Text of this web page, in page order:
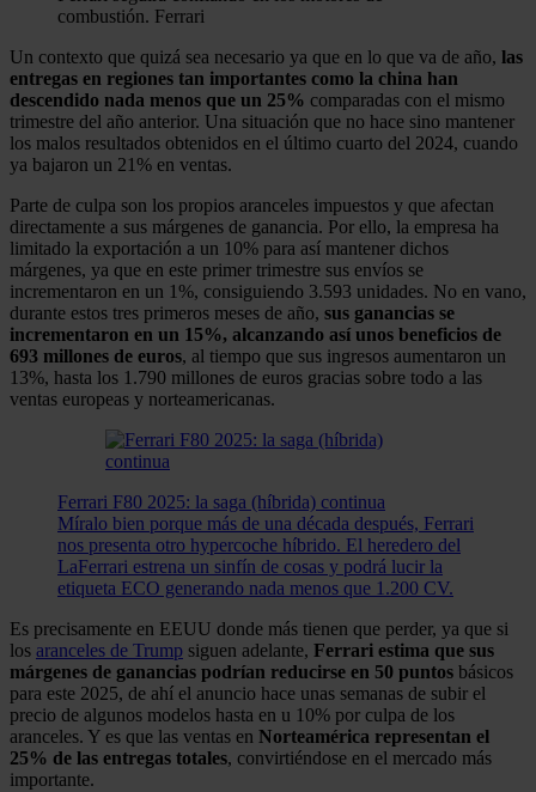
combustión. Ferrari
Un contexto que quizá sea necesario ya que en lo que va de año, las
entregas en regiones tan importantes como la china han
descendido nada menos que un 25% comparadas con el mismo
trimestre del año anterior. Una situación que no hace sino mantener
los malos resultados obtenidos en el último cuarto del 2024, cuando
ya bajaron un 21% en ventas.
Parte de culpa son los propios aranceles impuestos y que afectan
directamente a sus márgenes de ganancia. Por ello, la empresa ha
limitado la exportación a un 10% para así mantener dichos
márgenes, ya que en este primer trimestre sus envíos se
incrementaron en un 1%, consiguiendo 3.593 unidades. No en vano,
durante estos tres primeros meses de año, sus ganancias se
incrementaron en un 15%, alcanzando así unos beneficios de
693 millones de euros, al tiempo que sus ingresos aumentaron un
13%, hasta los 1.790 millones de euros gracias sobre todo a las
ventas europeas y norteamericanas.
Ferrari F80 2025: la saga (híbrida) continua
Míralo bien porque más de una década después, Ferrari
nos presenta otro hypercoche híbrido. El heredero del
LaFerrari estrena un sinfín de cosas y podrá lucir la
etiqueta ECO generando nada menos que 1.200 CV.
Es precisamente en EEUU donde más tienen que perder, ya que si
los aranceles de Trump siguen adelante, Ferrari estima que sus
márgenes de ganancias podrían reducirse en 50 puntos básicos
para este 2025, de ahí el anuncio hace unas semanas de subir el
precio de algunos modelos hasta en u 10% por culpa de los
aranceles. Y es que las ventas en Norteamérica representan el
25% de las entregas totales, convirtiéndose en el mercado más
importante.